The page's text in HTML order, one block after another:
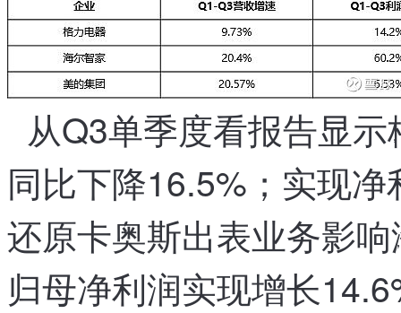
塑
从Q3单季度看，
报告显示，
同比下降16.5% ； 实现净
还原卡奥斯出表业务影响 ，
归母净利润实现增长